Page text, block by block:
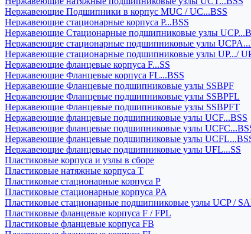
Нержавеющие Подшипники в корпус MUC / UC...BSS
Нержавеющие стационарные корпуса P...BSS
Нержавеющие Стационарные подшипниковые узлы
Нержавеющие стационарные подшипниковые узлы
Нержавеющие стационарные подшипниковые узлы UP.../
Нержавеющие фланцевые корпуса F...SS
Нержавеющие Фланцевые корпуса FL...BSS
Нержавеющие Фланцевые подшипниковые узлы SSBPF
Нержавеющие Фланцевые подшипниковые узлы SSBPFL
Нержавеющие Фланцевые подшипниковые узлы SSBPFT
Нержавеющие фланцевые подшипниковые узлы UCF...BSS
Нержавеющие фланцевые подшипниковые узлы
Нержавеющие фланцевые подшипниковые узлы
Нержавеющие фланцевые подшипниковые узлы UFL...SS
Пластиковые корпуса и узлы в сборе
Пластиковые натяжные корпуса T
Пластиковые стационарные корпуса P
Пластиковые стационарные корпуса PA
Пластиковые стационарные подшипниковые узлы UCP /
Пластиковые фланцевые корпуса F / FPL
Пластиковые фланцевые корпуса FB